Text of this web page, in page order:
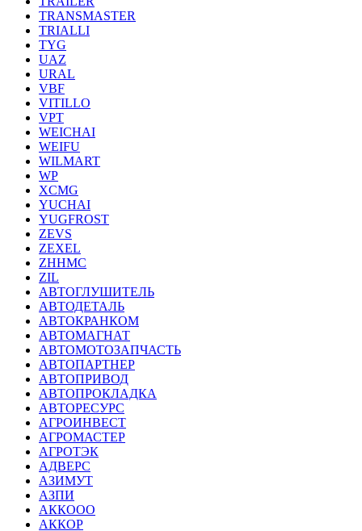
TRANSMASTER
TRIALLI
TYG
UAZ
URAL
VBF
VITILLO
VPT
WEICHAI
WEIFU
WILMART
WP
XCMG
YUCHAI
YUGFROST
ZEVS
ZEXEL
ZHHMC
ZIL
АВТОГЛУШИТЕЛЬ
АВТОДЕТАЛЬ
АВТОКРАНКОМ
АВТОМАГНАТ
АВТОМОТОЗАПЧАСТЬ
АВТОПАРТНЕР
АВТОПРИВОД
АВТОПРОКЛАДКА
АВТОРЕСУРС
АГРОИНВЕСТ
АГРОМАСТЕР
АГРОТЭК
АДВЕРС
АЗИМУТ
АЗПИ
АККООО
АККОР